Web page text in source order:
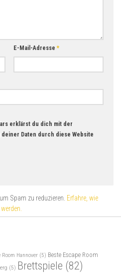
E-Mail-Adresse*
erklärst du dich mit der
Daten durch diese Website
Spam zu reduzieren. Erfahre, wie
Room Hannover (5) Beste Escape Room
(5) Brettspiele (82)